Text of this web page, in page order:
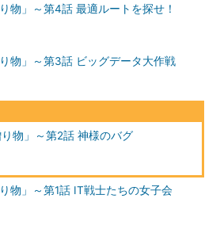
り物」～第4話 最適ルートを探せ！
り物」～第3話 ビッグデータ大作戦
り物」～第2話 神様のバグ
り物」～第1話 IT戦士たちの女子会